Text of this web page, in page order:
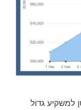
למשקיע גדול